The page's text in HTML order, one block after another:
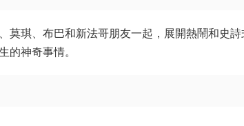
莫琪、布巴和新法哥朋友一起，展開熱鬧和史詩
的神奇事情。